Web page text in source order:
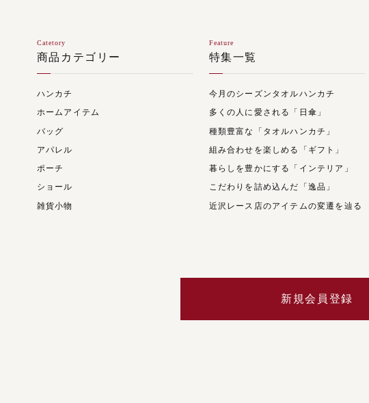
Catetory
商品カテゴリー
ハンカチ
ホームアイテム
バッグ
アパレル
ポーチ
ショール
雑貨小物
Feature
特集一覧
今月のシーズンタオルハンカチ
多くの人に愛される「日傘」
種類豊富な「タオルハンカチ」
組み合わせを楽しめる「ギフト」
暮らしを豊かにする「インテリア」
こだわりを詰め込んだ「逸品」
近沢レース店のアイテムの変遷を辿る
新規会員登録